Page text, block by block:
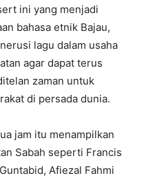
ini yang menjadi
bahasa etnik Bajau,
lagu dalam usaha
agar dapat terus
zaman untuk
di persada dunia.
jam itu menampilkan
Sabah seperti Francis
Afiezal Fahmi